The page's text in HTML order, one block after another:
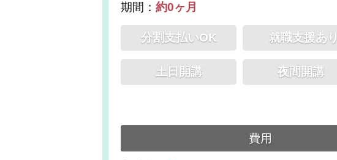
期間： 約0ヶ月
分割支払いOK 就職支援あり
土日開講 夜間開講
費用